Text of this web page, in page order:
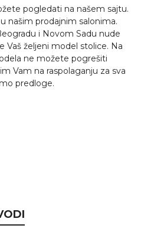
pogledati na našem sajtu.
našim prodajnim salonima.
i Novom Sadu nude
Vaš željeni model stolice. Na
ne možete pogrešiti
Vam na raspolaganju za sva
predloge.